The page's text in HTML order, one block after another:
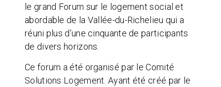
le grand Forum sur le logement social et
abordable de la Vallée-du-Richelieu qui a
réuni plus d’une cinquante de participants
de divers horizons.
Ce forum a été organisé par le Comité
Solutions Logement. Ayant été créé par le